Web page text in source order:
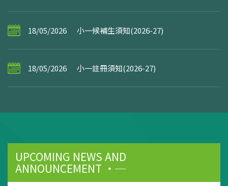
18/05/2026 小一候補生須知(2026-27)
18/05/2026 小一註冊須知(2026-27)
UPCOMING NEWS AND
ANNOUNCEMENT